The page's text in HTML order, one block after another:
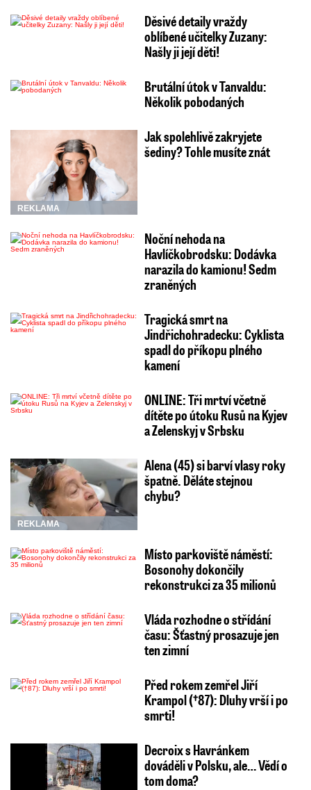
Děsivé detaily vraždy
oblíbené učitelky Zuzany:
Našly ji její děti!
Brutální útok v Tanvaldu:
Několik pobodaných
REKLAMA
Jak spolehlivě zakryjete
šediny? Tohle musíte znát
Noční nehoda na
Havlíčkobrodsku: Dodávka
narazila do kamionu! Sedm
zraněných
Tragická smrt na
Jindřichohradecku: Cyklista
spadl do příkopu plného
kamení
ONLINE: Tři mrtví včetně
dítěte po útoku Rusů na Kyjev
a Zelenskyj v Srbsku
REKLAMA
Alena (45) si barví vlasy roky
špatně. Děláte stejnou
chybu?
Místo parkoviště náměstí:
Bosonohy dokončily
rekonstrukci za 35 milionů
Vláda rozhodne o střídání
času: Šťastný prosazuje jen
ten zimní
Před rokem zemřel Jiří
Krampol (†87): Dluhy vrší i po
smrti!
Decroix s Havránkem
dováděli v Polsku, ale… Vědí o
tom doma?